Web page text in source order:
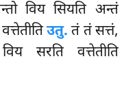
विय सियति अन्तं
उतु. तं तं सत्तं,
सरति वत्तेतीति